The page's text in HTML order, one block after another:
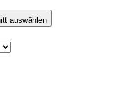
auswählen